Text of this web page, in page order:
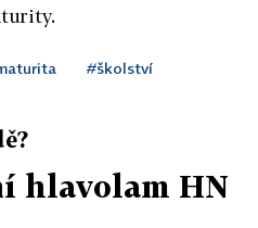
#školství
hlavolam HN